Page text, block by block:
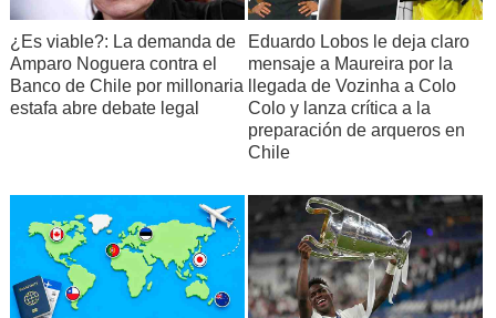
¿Es viable?: La demanda de
Amparo Noguera contra el
Banco de Chile por millonaria
estafa abre debate legal
Eduardo Lobos le deja claro
mensaje a Maureira por la
llegada de Vozinha a Colo
Colo y lanza crítica a la
preparación de arqueros en
Chile